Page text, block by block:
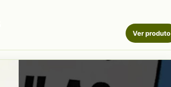
Ver produto